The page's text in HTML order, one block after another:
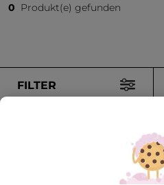
0 Produkt(e) gefunden
FILTER